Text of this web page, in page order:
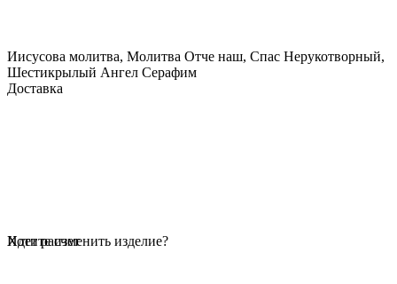
Иисусова молитва, Молитва Отче наш, Спас Нерукотворный,
Шестикрылый Ангел Серафим
Доставка
Идет расчет
Хотите изменить изделие?